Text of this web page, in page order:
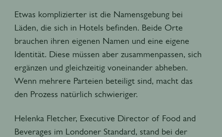
Etwas komplizierter ist die Namensgebung bei
Läden, die sich in Hotels befinden. Beide Orte
brauchen ihren eigenen Namen und eine eigene
Identität. Diese müssen aber zusammenpassen, sich
ergänzen und gleichzeitig voneinander abheben.
Wenn mehrere Parteien beteiligt sind, macht das
den Prozess natürlich schwieriger.
Helenka Fletcher, Executive Director of Food and
Beverages im Londoner Standard, stand bei der